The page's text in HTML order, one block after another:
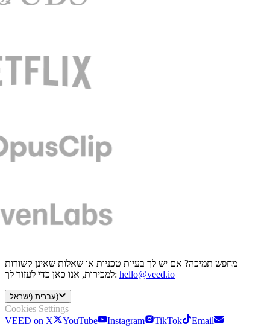
מחפש תמיכה? אם יש לך בעיות טכניות או שאלות שאינן קשורות
למכירות, אנו כאן כדי לעזור לך: hello@veed.io
עברית (ישראל)
Cookies Settings
VEED on X
YouTube Instagram TikTok Email